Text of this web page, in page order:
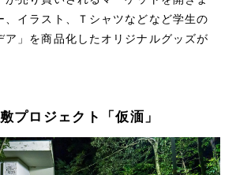
、イラスト、Ｔシャツなどなど学生の
ア」を商品化したオリジナルグッズが
プロジェクト「仮湎」